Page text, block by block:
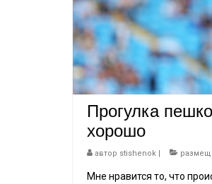
Прогулка
хорошо
автор stishenok
Мне нравится то, что